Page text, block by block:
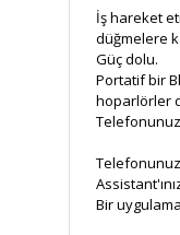
İş hareket
düğmelere
Güç dolu.
Portatif bir
hoparlörler
Bir